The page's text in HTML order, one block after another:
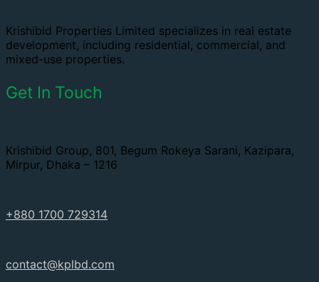
Krishibid Properties Limited specializes in real estate
development, including residential, commercial, and
mixed-use properties.
Get In Touch
Krishibid Group, 801, Begum Rokeya Sarani, Kazipara,
Mirpur, Dhaka – 1216
+880 1700 729314
contact@kplbd.com